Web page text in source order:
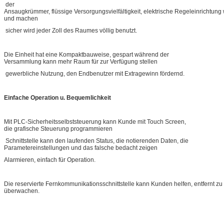
der
Ansaugkrümmer, flüssige Versorgungsvielfältigkeit, elektrische
und machen
sicher wird jeder Zoll des Raumes völlig benutzt.
Die Einheit hat eine Kompaktbauweise, gespart während der
Versammlung kann mehr Raum für zur Verfügung stellen
gewerbliche Nutzung, den Endbenutzer mit Extragewinn fördernd.
Einfache Operation u. Bequemlichkeit
Mit PLC-Sicherheitsselbststeuerung kann Kunde mit Touch Screen,
die grafische Steuerung programmieren
Schnittstelle kann den laufenden Status, die notierenden Daten, die
Parametereinstellungen und das falsche bedacht zeigen
Alarmieren, einfach für Operation.
Die reservierte Fernkommunikationsschnittstelle kann Kunden helfen, entfernt zu
überwachen.